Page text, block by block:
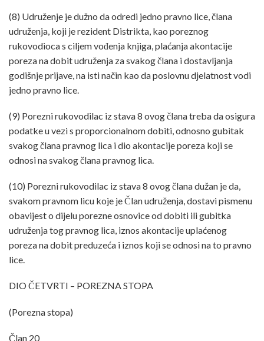
(8) Udruženje je dužno da odredi jedno pravno lice, člana
udruženja, koji je rezident Distrikta, kao poreznog
rukovodioca s ciljem vođenja knjiga, plaćanja akontacije
poreza na dobit udruženja za svakog člana i dostavljanja
godišnje prijave, na isti način kao da poslovnu djelatnost vodi
jedno pravno lice.
(9) Porezni rukovodilac iz stava 8 ovog člana treba da osigura
podatke u vezi s proporcionalnom dobiti, odnosno gubitak
svakog člana pravnog lica i dio akontacije poreza koji se
odnosi na svakog člana pravnog lica.
(10) Porezni rukovodilac iz stava 8 ovog člana dužan je da,
svakom pravnom licu koje je Član udruženja, dostavi pismenu
obavijest o dijelu porezne osnovice od dobiti ili gubitka
udruženja tog pravnog lica, iznos akontacije uplaćenog
poreza na dobit preduzeća i iznos koji se odnosi na to pravno
lice.
DIO ČETVRTI – POREZNA STOPA
(Porezna stopa)
Član 20